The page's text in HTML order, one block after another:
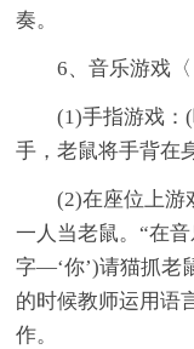
奏。
6、音乐游戏〈
(1)手指游戏：
手，老鼠将手背在
(2)在座位上游
一人当老鼠。“在
字—‘你’)请猫抓老
的时候教师运用语
作。